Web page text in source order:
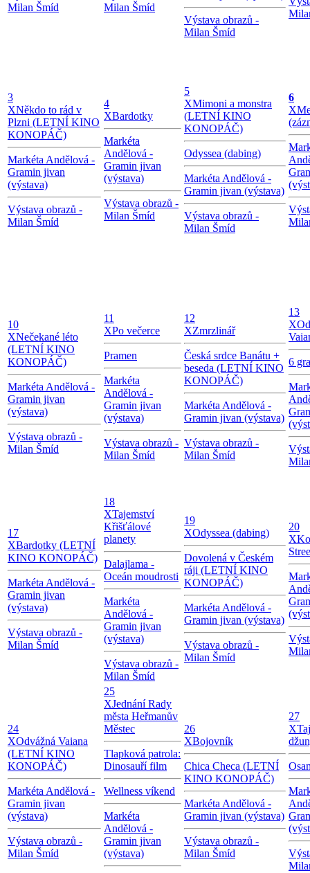
Milan Šmíd
Milan Šmíd
Výstava obrazů -
Milan Šmíd
3
XNěkdo to rád v
Plzni (LETNÍ KINO
KONOPÁČ)
Markéta Andělová -
Gramin jivan
(výstava)
Výstava obrazů -
Milan Šmíd
4
XBardotky
Markéta
Andělová -
Gramin jivan
(výstava)
Výstava obrazů -
Milan Šmíd
5
XMimoni a monstra
(LETNÍ KINO
KONOPÁČ)
Odyssea (dabing)
Markéta Andělová -
Gramin jivan (výstava)
Výstava obrazů -
Milan Šmíd
6
X
10
XNečekané léto
(LETNÍ KINO
KONOPÁČ)
Markéta Andělová -
Gramin jivan
(výstava)
Výstava obrazů -
Milan Šmíd
11
XPo večerce
Pramen
Markéta
Andělová -
Gramin jivan
(výstava)
Výstava obrazů -
Milan Šmíd
12
XZmrzlinář
Česká srdce Banátu +
beseda (LETNÍ KINO
KONOPÁČ)
Markéta Andělová -
Gramin jivan (výstava)
Výstava obrazů -
Milan Šmíd
13
X
6
17
XBardotky (LETNÍ
KINO KONOPÁČ)
Markéta Andělová -
Gramin jivan
(výstava)
Výstava obrazů -
Milan Šmíd
18
XTajemství
Křišťálové
planety
Dalajlama -
Oceán moudrosti
Markéta
Andělová -
Gramin jivan
(výstava)
Výstava obrazů -
Milan Šmíd
19
XOdyssea (dabing)
Dovolená v Českém
ráji (LETNÍ KINO
KONOPÁČ)
Markéta Andělová -
Gramin jivan (výstava)
Výstava obrazů -
Milan Šmíd
20
X
24
XOdvážná Vaiana
(LETNÍ KINO
KONOPÁČ)
Markéta Andělová -
Gramin jivan
(výstava)
Výstava obrazů -
Milan Šmíd
25
XJednání Rady
města Heřmanův
Městec
Tlapková patrola:
Dinosauří film
Wellness víkend
Markéta
Andělová -
Gramin jivan
(výstava)
26
XBojovník
Chica Checa (LETNÍ
KINO KONOPÁČ)
Markéta Andělová -
Gramin jivan (výstava)
Výstava obrazů -
Milan Šmíd
27
X